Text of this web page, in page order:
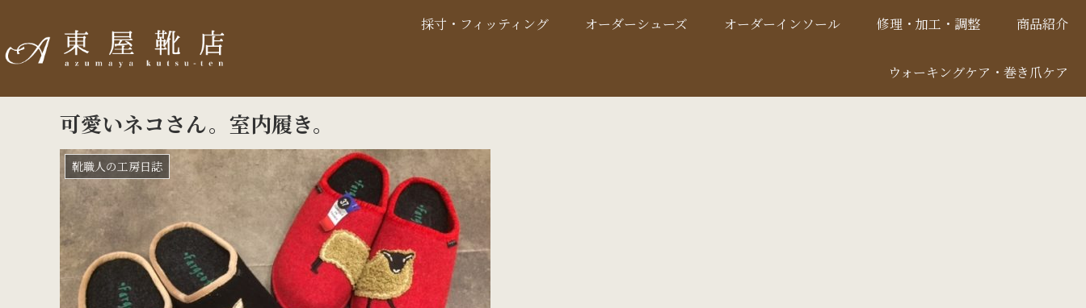
採寸・フィッティング オーダーシューズ オーダーインソール 修理・加工・調整 商品紹介
ウォーキングケア・巻き爪ケア
可愛いネコさん。室内履き。
靴職人の工房日誌